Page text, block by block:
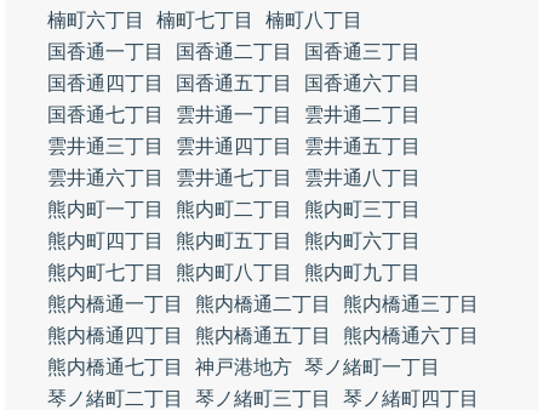
楠町六丁目
楠町七丁目
楠町八丁目
国香通一丁目
国香通二丁目
国香通三丁目
国香通四丁目
国香通五丁目
国香通六丁目
国香通七丁目
雲井通一丁目
雲井通二丁目
雲井通三丁目
雲井通四丁目
雲井通五丁目
雲井通六丁目
雲井通七丁目
雲井通八丁目
熊内町一丁目
熊内町二丁目
熊内町三丁目
熊内町四丁目
熊内町五丁目
熊内町六丁目
熊内町七丁目
熊内町八丁目
熊内町九丁目
熊内橋通一丁目
熊内橋通二丁目
熊内橋通三丁目
熊内橋通四丁目
熊内橋通五丁目
熊内橋通六丁目
熊内橋通七丁目
神戸港地方 琴ノ緒町一丁目
琴ノ緒町二丁目
琴ノ緒町三丁目
琴ノ緒町四丁目